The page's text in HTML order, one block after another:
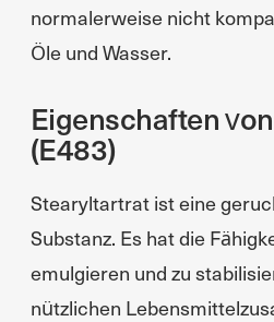
normalerweise nicht
Öle und Wasser.
Eigenschaften
(E483)
Stearyltartrat ist eine
Substanz. Es hat die
emulgieren und zu
nützlichen